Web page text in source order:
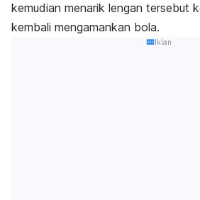
kemudian menarik lengan tersebut
kembali mengamankan bola.
Iklan